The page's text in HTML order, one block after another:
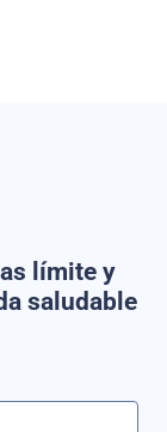
límite y
saludable